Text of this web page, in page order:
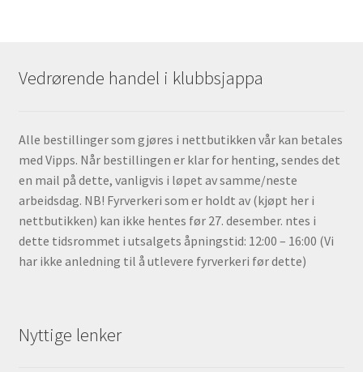
Vedrørende handel i klubbsjappa
Alle bestillinger som gjøres i nettbutikken vår kan betales
med Vipps. Når bestillingen er klar for henting, sendes det
en mail på dette, vanligvis i løpet av samme/neste
arbeidsdag. NB! Fyrverkeri som er holdt av (kjøpt her i
nettbutikken) kan ikke hentes før 27. desember. ntes i
dette tidsrommet i utsalgets åpningstid: 12:00 – 16:00 (Vi
har ikke anledning til å utlevere fyrverkeri før dette)
Nyttige lenker